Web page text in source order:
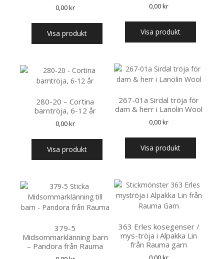
0,00kr
Visa produkt
0,00kr
Visa produkt
267-01a Sirdal tröja för
dam & herr i Lanolin Wool
0,00kr
Visa produkt
280-20 – Cortina
barntröja, 6-12 år
0,00kr
Visa produkt
363 Erles kosegenser /
mys-tröja i Alpakka Lin
från Rauma garn
379-5
Midsommarklänning barn
– Pandora från Rauma